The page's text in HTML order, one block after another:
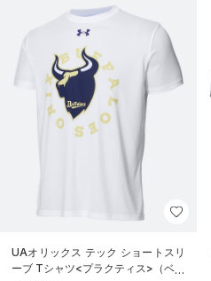
UAオリックス テック ショートスリ
ーブ Tシャツ<プラクティス>（ベー